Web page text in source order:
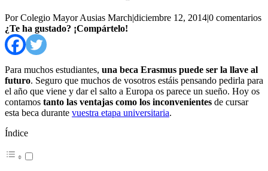
Por Colegio Mayor Ausias March|diciembre 12, 2014|0 comentarios
¿Te ha gustado? ¡Compártelo!
Para muchos estudiantes, una beca Erasmus puede ser la llave al
futuro. Seguro que muchos de vosotros estáis pensando pedirla para
el año que viene y dar el salto a Europa os parece un sueño. Hoy os
contamos tanto las ventajas como los inconvenientes de cursar
esta beca durante vuestra etapa universitaria.
Índice